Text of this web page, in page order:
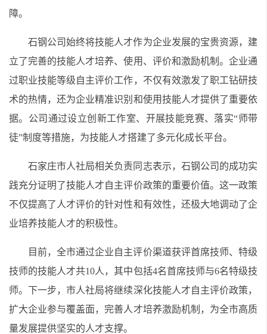
障。
石钢公司始终将技能人才作为企业发展的宝贵资源，建
立了完善的技能人才培养、使用、评价和激励机制。企业通
过职业技能等级自主评价工作，不仅有效激发了职工钻研技
术的热情，还为企业精准识别和使用技能人才提供了重要依
据。公司通过设立创新工作室、开展技能竞赛、落实“师带
徒”制度等措施，为技能人才搭建了多元化成长平台。
石家庄市人社局相关负责同志表示，石钢公司的成功实
践充分证明了技能人才自主评价政策的重要价值。这一政策
不仅提高了人才评价的针对性和有效性，还极大地调动了企
业培养技能人才的积极性。
目前，全市通过企业自主评价渠道获评首席技师、特级
技师的技能人才共10人，其中包括4名首席技师与6名特级技
师。下一步，市人社局将继续深化技能人才自主评价政策，
扩大企业参与覆盖面，完善人才培养激励机制，为全市高质
量发展提供坚实的人才支撑。